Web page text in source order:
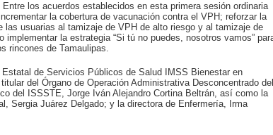
Entre los acuerdos establecidos en esta primera sesión ordinaria
la cobertura de vacunación contra el VPH; reforzar la
las usuarias al tamizaje de VPH de alto riesgo y al tamizaje de
la estrategia “Si tú no puedes, nosotros vamos”
rincones de Tamaulipas.
de Servicios Públicos de Salud IMSS Bienestar en
del Órgano de Operación Administrativa Desconcentrado del
del ISSSTE, Jorge Iván Alejandro Cortina Beltrán, así como la
Sergia Juárez Delgado; y la directora de Enfermería, Irma